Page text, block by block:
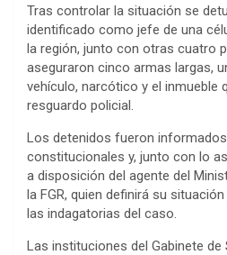
Tras controlar la situación se
identificado como jefe de una
la región, junto con otras cuatro
aseguraron cinco armas largas,
vehículo, narcótico y el inmueble
resguardo policial.
Los detenidos fueron
constitucionales y, junto con lo
a disposición del agente del
la FGR, quien definirá su
las indagatorias del caso.
Las instituciones del Gabinete de